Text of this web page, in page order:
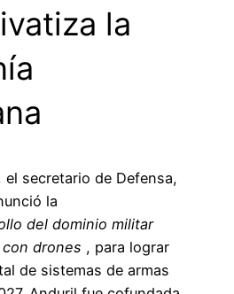
la
el secretario de Defensa,
la
del dominio militar
drones , para lograr
de sistemas de armas